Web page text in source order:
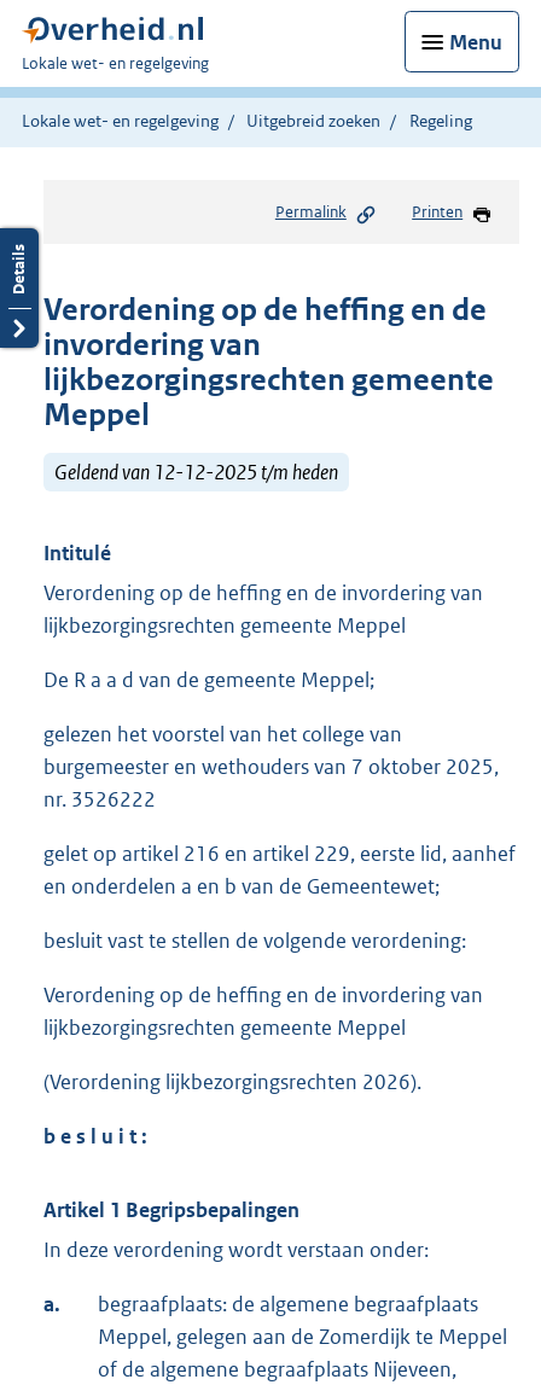
Menu
U
bent
hier:
Lokale wet- en regelgeving
Lokale wet- en regelgeving Uitgebreid zoeken Regeling
Permalink Printen
Verordening op de heffing en de
invordering van
lijkbezorgingsrechten gemeente
Meppel
Geldend van 12-12-2025 t/m heden
Intitulé
Verordening op de heffing en de invordering van
lijkbezorgingsrechten gemeente Meppel
De R a a d van de gemeente Meppel;
gelezen het voorstel van het college van
burgemeester en wethouders van 7 oktober 2025,
nr. 3526222
gelet op artikel 216 en artikel 229, eerste lid, aanhef
en onderdelen a en b van de Gemeentewet;
besluit vast te stellen de volgende verordening:
Verordening op de heffing en de invordering van
lijkbezorgingsrechten gemeente Meppel
(Verordening lijkbezorgingsrechten 2026).
b e s l u i t :
Artikel 1 Begripsbepalingen
In deze verordening wordt verstaan onder:
a.
begraafplaats: de algemene begraafplaats
Meppel, gelegen aan de Zomerdijk te Meppel
of de algemene begraafplaats Nijeveen,